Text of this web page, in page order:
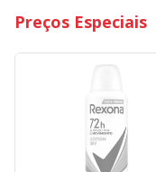
Preços Especiais